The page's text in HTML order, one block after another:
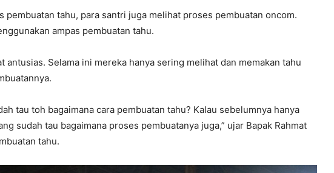
pembuatan tahu, para santri juga melihat proses pembuatan oncom.
ampas pembuatan tahu.
antusias. Selama ini mereka hanya sering melihat dan memakan tahu
tau toh bagaimana cara pembuatan tahu? Kalau sebelumnya hanya
sudah tau bagaimana proses pembuatanya juga,” ujar Bapak Rahmat
tahu.